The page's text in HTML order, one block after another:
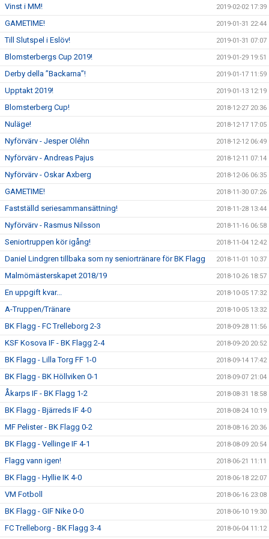
Vinst i MM! 2019-02-02 17:39
GAMETIME! 2019-01-31 22:44
Till Slutspel i Eslöv! 2019-01-31 07:07
Blomsterbergs Cup 2019! 2019-01-29 19:51
Derby della ”Backarna”! 2019-01-17 11:59
Upptakt 2019! 2019-01-13 12:19
Blomsterberg Cup! 2018-12-27 20:36
Nuläge! 2018-12-17 17:05
Nyförvärv - Jesper Oléhn 2018-12-12 06:49
Nyförvärv - Andreas Pajus 2018-12-11 07:14
Nyförvärv - Oskar Axberg 2018-12-06 06:35
GAMETIME! 2018-11-30 07:26
Fastställd seriesammansättning! 2018-11-28 13:44
Nyförvärv - Rasmus Nilsson 2018-11-16 06:58
Seniortruppen kör igång! 2018-11-04 12:42
Daniel Lindgren tillbaka som ny seniortränare för BK Flagg 2018-11-01 10:37
Malmömästerskapet 2018/19 2018-10-26 18:57
En uppgift kvar... 2018-10-05 17:32
A-Truppen/Tränare 2018-10-05 13:32
BK Flagg - FC Trelleborg 2-3 2018-09-28 11:56
KSF Kosova IF - BK Flagg 2-4 2018-09-20 20:52
BK Flagg - Lilla Torg FF 1-0 2018-09-14 17:42
BK Flagg - BK Höllviken 0-1 2018-09-07 21:04
Åkarps IF - BK Flagg 1-2 2018-08-31 18:58
BK Flagg - Bjärreds IF 4-0 2018-08-24 10:19
MF Pelister - BK Flagg 0-2 2018-08-16 20:36
BK Flagg - Vellinge IF 4-1 2018-08-09 20:54
Flagg vann igen! 2018-06-21 11:11
BK Flagg - Hyllie IK 4-0 2018-06-18 22:07
VM Fotboll 2018-06-16 23:08
BK Flagg - GIF Nike 0-0 2018-06-10 19:30
FC Trelleborg - BK Flagg 3-4 2018-06-04 11:12